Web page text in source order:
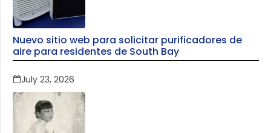
Nuevo sitio web para solicitar purificadores de
aire para residentes de South Bay
July 23, 2026